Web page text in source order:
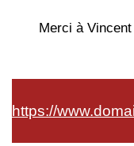
Merci à
https://